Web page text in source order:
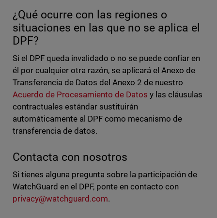
¿Qué ocurre con las regiones o
situaciones en las que no se aplica el
DPF?
Si el DPF queda invalidado o no se puede confiar en
él por cualquier otra razón, se aplicará el Anexo de
Transferencia de Datos del Anexo 2 de nuestro
Acuerdo de Procesamiento de Datos y las cláusulas
contractuales estándar sustituirán
automáticamente al DPF como mecanismo de
transferencia de datos.
Contacta con nosotros
Si tienes alguna pregunta sobre la participación de
WatchGuard en el DPF, ponte en contacto con
privacy@watchguard.com.